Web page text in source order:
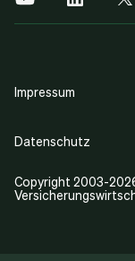
Copyright 2003-
Impressum
Datenschutz